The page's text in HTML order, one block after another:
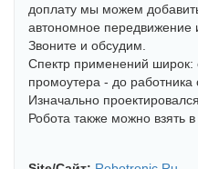
доплату мы можем
автономное передвижение
Звоните и обсудим.
Спектр применений широк:
промоутера - до
Изначально
Робота также можно взять в